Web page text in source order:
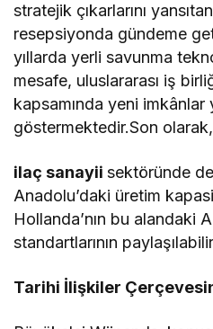
stratejik çıkarlarını
resepsiyonda gündeme
yıllarda yerli savunma
mesafe, uluslararası iş
kapsamında yeni
göstermektedir.Son olarak,
ilaç sanayiisektöründe
Anadolu’daki üretim
Hollanda’nın bu alandaki
standartlarının
Tarihi İlişkiler